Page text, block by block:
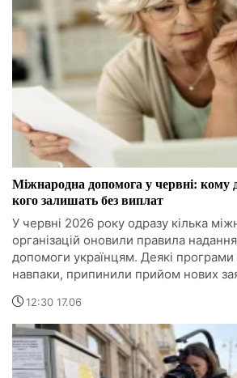
Міжнародна допомога у червні: кому
кого залишать без виплат
У червні 2026 року одразу кілька
організацій оновили правила
допомоги українцям. Деякі
навпаки, припинили прийом нових
12:30 17.06